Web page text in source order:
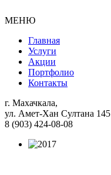
МЕНЮ
Главная
Услуги
Акции
Портфолио
Контакты
г. Махачкала,
ул. Амет-Хан Султана 145
8 (903) 424-08-08